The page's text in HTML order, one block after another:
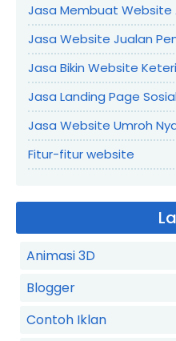
Jasa Membuat Website
Jasa Website Jualan
Jasa Bikin Website
Jasa Landing Page
Jasa Website Umroh
Fitur-fitur website
Animasi 3D
Blogger
Contoh Iklan